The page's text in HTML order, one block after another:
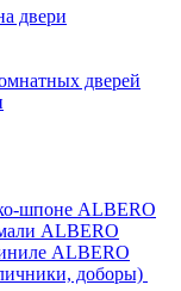
двери
дверей
шпоне ALBERO
ALBERO
ALBERO
доборы)